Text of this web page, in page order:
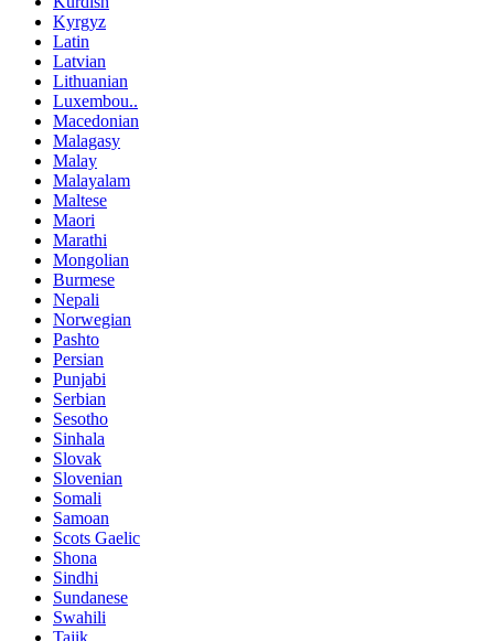
Kyrgyz
Latin
Latvian
Lithuanian
Luxembou..
Macedonian
Malagasy
Malay
Malayalam
Maltese
Maori
Marathi
Mongolian
Burmese
Nepali
Norwegian
Pashto
Persian
Punjabi
Serbian
Sesotho
Sinhala
Slovak
Slovenian
Somali
Samoan
Scots Gaelic
Shona
Sindhi
Sundanese
Swahili